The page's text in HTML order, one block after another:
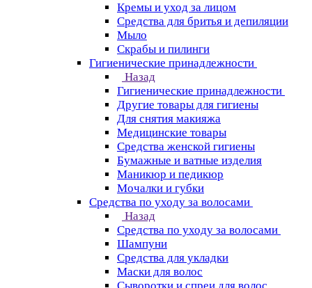
Кремы и уход за лицом
Средства для бритья и депиляции
Мыло
Скрабы и пилинги
Гигиенические принадлежности
Назад
Гигиенические принадлежности
Другие товары для гигиены
Для снятия макияжа
Медицинские товары
Средства женской гигиены
Бумажные и ватные изделия
Маникюр и педикюр
Мочалки и губки
Средства по уходу за волосами
Назад
Средства по уходу за волосами
Шампуни
Средства для укладки
Маски для волос